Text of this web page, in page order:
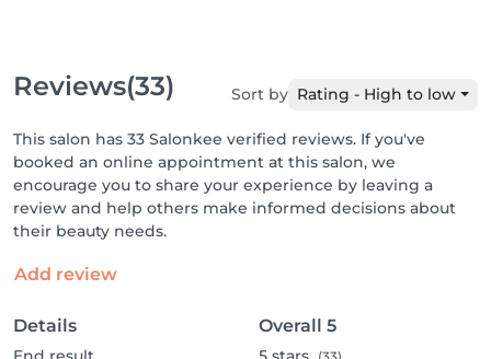
Reviews(33) Sort by Rating - High to low
This salon has 33 Salonkee verified reviews. If you've
booked an online appointment at this salon, we
encourage you to share your experience by leaving a
review and help others make informed decisions about
their beauty needs.
Add review
Details Overall 5